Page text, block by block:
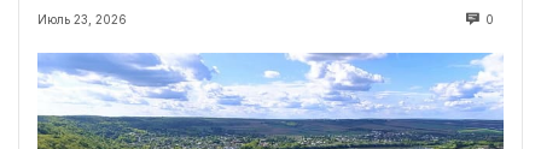
Июль 23, 2026 0